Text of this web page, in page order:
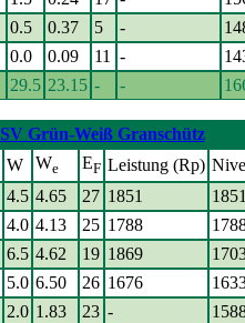
0.5 0.37 5 -
0.0 0.09 11 -
29.5 23.15 - -
SV Grün-Weiß Granschütz
W We EF Leistung (Rp)
4.5 4.65 27 1851
4.0 4.13 25 1788
6.5 4.62 19 1869
5.0 6.50 26 1676
2.0 1.83 23 -